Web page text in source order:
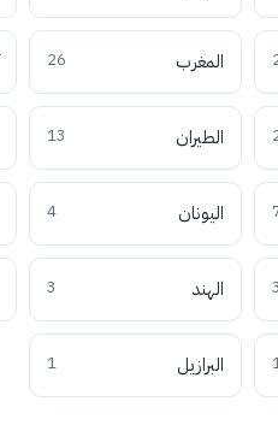
المغرب 26
الطيران 13
اليونان 4
3 الهند 3
البرازيل 1